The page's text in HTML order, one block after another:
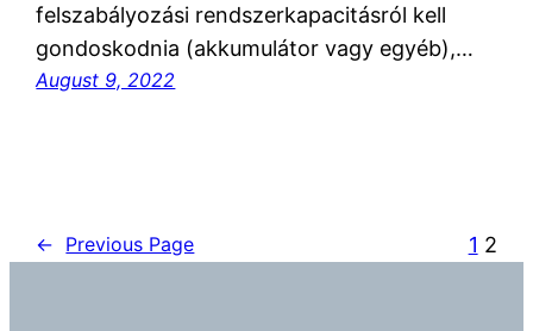
felszabályozási rendszerkapacitásról kell
gondoskodnia (akkumulátor vagy egyéb),…
August 9, 2022
← Previous Page 1 2